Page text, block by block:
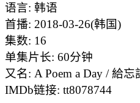
语言: 韩语
首播: 2018-03-26(韩国)
集数: 16
单集片长: 60分钟
又名: A Poem a Day / 給
IMDb链接: tt8078744